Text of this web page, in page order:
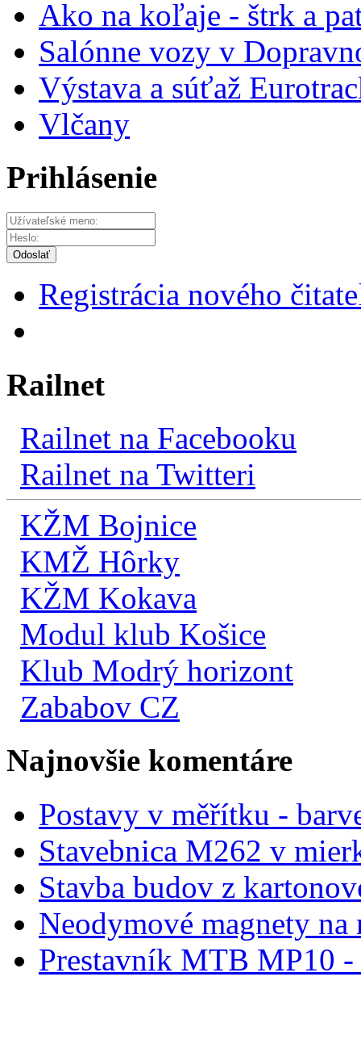
Ako na koľaje - štrk a
Salónne vozy v
Výstava a súťaž
Vlčany
Prihlásenie
Odoslať
Registrácia nového
Railnet
Railnet na Facebooku
Railnet na Twitteri
KŽM Bojnice
KMŽ Hôrky
KŽM Kokava
Modul klub Košice
Klub Modrý horizont
Zababov CZ
Najnovšie komentáre
Postavy v měřítku -
Stavebnica M262 v
Stavba budov z
Neodymové magnety na
Prestavník MTB MP10